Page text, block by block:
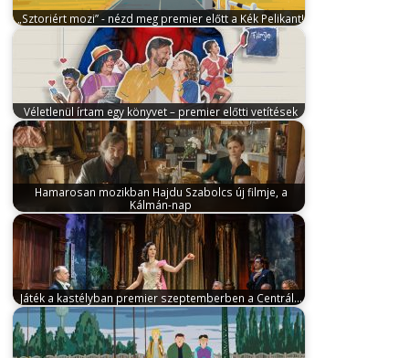
„Sztoriért mozi” - nézd meg premier előtt a Kék Pelikant!
február 23, 2024Április 4-én érkezik a hazai mozikba
Csáki László első animációs…
Véletlenül írtam egy könyvet – premier előtti vetítések
december 23, 20242025 legjobban várt családi filmje,
a Véletlenül írtam egy könyvet…
Hamarosan mozikban Hajdu Szabolcs új filmje, a
Kálmán-nap
február 12, 2024
Március 14-én a Budapest Film
forgalmazásában kerül a hazai mozikba…
Játék a kastélyban premier szeptemberben a Centrál…
augusztus 27, 2024Szeptember 14-én lesz Molnár
Ferenc talán leghíresebb, világsikert aratott darabja,
…